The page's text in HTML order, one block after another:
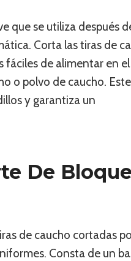
que se utiliza después
Corta las tiras de
fáciles de alimentar en
o polvo de caucho.
y garantiza un
De
de caucho cortadas
Consta de un